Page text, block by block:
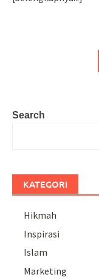
Search
KATEGORI
Hikmah
Inspirasi
Islam
Marketing